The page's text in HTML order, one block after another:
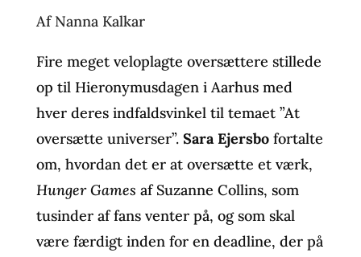
Af Nanna Kalkar
Fire meget veloplagte oversættere stillede
op til Hieronymusdagen i Aarhus med
hver deres indfaldsvinkel til temaet ”At
oversætte universer”. Sara Ejersbofortalte
om, hvordan det er at oversætte et værk,
Hunger Games af Suzanne Collins, som
tusinder af fans venter på, og som skal
være færdigt inden for en deadline, der på